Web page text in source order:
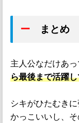
ー まとめ
主人公なだけあ
ら最後まで活躍
シキがひたむき
かっこいいし、